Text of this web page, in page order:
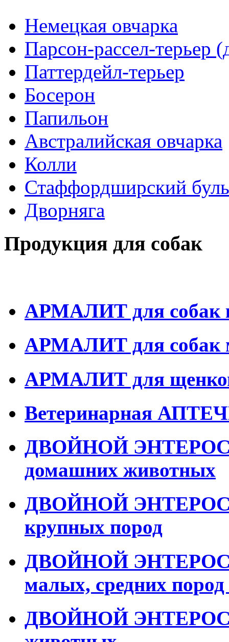
Немецкая овчарка
Парсон-рассел-терьер
Паттердейл-терьер
Босерон
Папильон
Австралийская овчарка
Колли
Стаффордширский
Дворняга
Продукция для собак
АРМАЛИТ для собак
АРМАЛИТ для собак
АРМАЛИТ для
Ветеринарная
ДВОЙНОЙ
домашних животных
ДВОЙНОЙ
крупных пород
ДВОЙНОЙ
малых, средних
ДВОЙНОЙ